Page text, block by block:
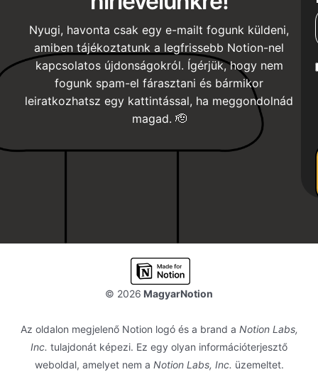
Nyugi, havonta csak egy e-mailt fogunk küldeni,
amiben tájékoztatunk a legfrissebb Notion-nel
kapcsolatos újdonságokról. Ígérjük, hogy nem
fogunk spam-el fárasztani és bármikor
leiratkozhatsz egy kattintással, ha meggondolnád
magad. 🫡
© 2026 MagyarNotion
Az oldalon megjelenő Notion logó és a brand a Notion Labs,
Inc. tulajdonát képezi. Ez egy olyan információterjesztő
weboldal, amelyet nem a Notion Labs, Inc. üzemeltet.